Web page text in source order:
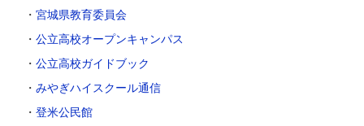
・ 宮城県教育委員会
・ 公立高校オープンキャンパス
・ 公立高校ガイドブック
・ みやぎハイスクール通信
・ 登米公民館